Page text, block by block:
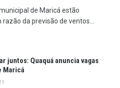
de Maricá estão
da previsão de ventos...
juntos: Quaquá anuncia vagas
Maricá